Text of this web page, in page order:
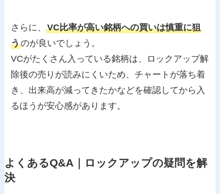
さらに、VC比率が高い銘柄への買いは慎重に狙
うのが良いでしょう。
VCがたくさん入っている銘柄は、ロックアップ解
除後の売りが読みにくいため、チャートが落ち着
き、出来高が減ってきたかなどを確認してから入
るほうが安心感があります。
よくあるQ&A｜ロックアップの疑問を解
決